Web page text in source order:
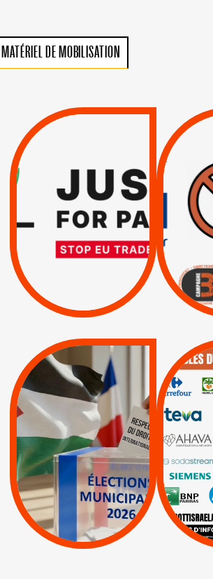
MATÉRIEL DE MOBILISATION
VIOLATIONS DES
SUSPENSION
TOTALE DE
L’ACCORD
D’ASSOCIATION UE-
ISRAËL
| Pétitions
|
MUNICIPALES 2026 :
JE VOTE POUR LE
RESPECT DU DROIT
INTERNATIONAL EN
PALESTINE
APPELS | Actus |
Espaces Sans
Apartheid
| Lettres d'interpellation
QUE
AXA